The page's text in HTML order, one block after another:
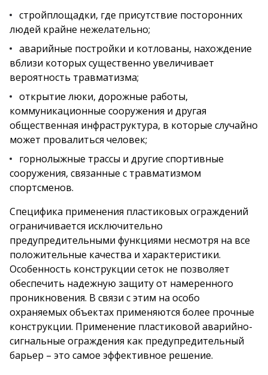
стройплощадки, где присутствие посторонних
людей крайне нежелательно;
аварийные постройки и котлованы, нахождение
вблизи которых существенно увеличивает
вероятность травматизма;
открытие люки, дорожные работы,
коммуникационные сооружения и другая
общественная инфраструктура, в которые случайно
может провалиться человек;
горнолыжные трассы и другие спортивные
сооружения, связанные с травматизмом
спортсменов.
Специфика применения пластиковых ограждений
ограничивается исключительно
предупредительными функциями несмотря на все
положительные качества и характеристики.
Особенность конструкции сеток не позволяет
обеспечить надежную защиту от намеренного
проникновения. В связи с этим на особо
охраняемых объектах применяются более прочные
конструкции. Применение пластиковой аварийно-
сигнальные ограждения как предупредительный
барьер – это самое эффективное решение.